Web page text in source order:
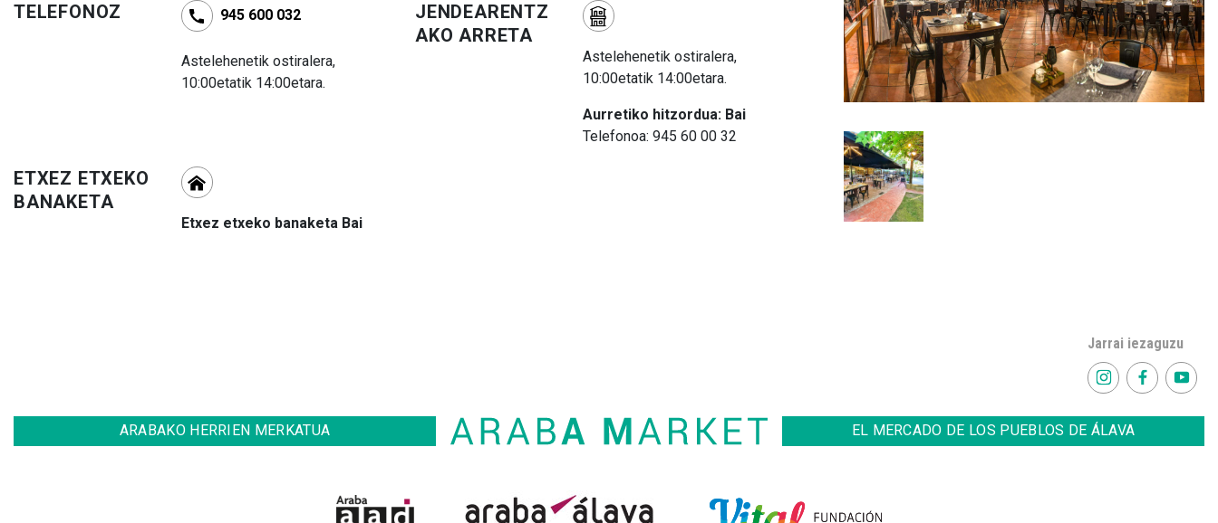
TELEFONOZ 945 600 032
Astelehenetik ostiralera,
10:00etatik 14:00etara.
JENDEARENTZ
AKO ARRETA
Astelehenetik ostiralera,
10:00etatik 14:00etara.
Aurretiko hitzordua: Bai
Telefonoa: 945 60 00 32
ETXEZ ETXEKO
BANAKETA
Etxez etxeko banaketa Bai
Jarrai iezaguzu
ARABAKO HERRIEN MERKATUA EL MERCADO DE LOS PUEBLOS DE ÁLAVA